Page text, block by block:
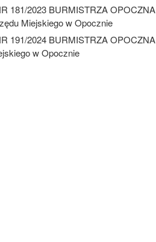
181/2023 BURMISTRZA
Miejskiego w Opocznie
191/2024 BURMISTRZA
w Opocznie